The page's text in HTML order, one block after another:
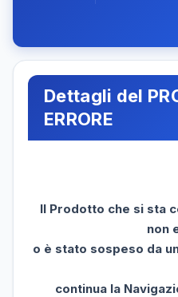
Dettagli del
ERRORE
Il Prodotto che si sta
non
o è stato sospeso da
continua la